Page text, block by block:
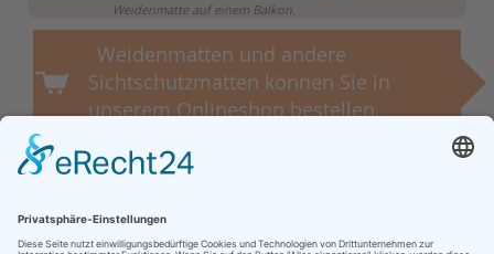
Weidenmatte auf einem Balkon.
Weidenmatten und andere
Sichtschutzmatten können Sie in
unserem Onlineshop bestellen.
+49 (0)45 31 - 80 99 20